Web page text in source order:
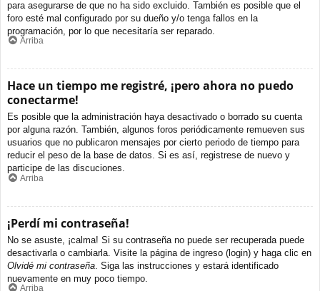
para asegurarse de que no ha sido excluido. También es posible que el
foro esté mal configurado por su dueño y/o tenga fallos en la
programación, por lo que necesitaría ser reparado.
Arriba
Hace un tiempo me registré, ¡pero ahora no puedo
conectarme!
Es posible que la administración haya desactivado o borrado su cuenta
por alguna razón. También, algunos foros periódicamente remueven sus
usuarios que no publicaron mensajes por cierto periodo de tiempo para
reducir el peso de la base de datos. Si es así, registrese de nuevo y
participe de las discuciones.
Arriba
¡Perdí mi contraseña!
No se asuste, ¡calma! Si su contraseña no puede ser recuperada puede
desactivarla o cambiarla. Visite la página de ingreso (login) y haga clic en
Olvidé mi contraseña . Siga las instrucciones y estará identificado
nuevamente en muy poco tiempo.
Arriba